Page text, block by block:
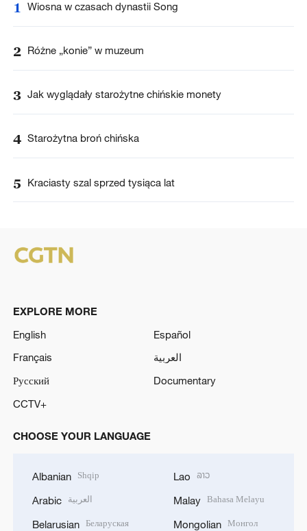
1 Wiosna w czasach dynastii Song
2 Różne „konie” w muzeum
3 Jak wyglądały starożytne chińskie monety
4 Starożytna broń chińska
5 Kraciasty szal sprzed tysiąca lat
EXPLORE MORE
English
Español
Français
العربية
Русский
Documentary
CCTV+
CHOOSE YOUR LANGUAGE
Albanian Shqip
Arabic العربية
Belarusian Беларуская
Lao ລາວ
Malay Bahasa Melayu
Mongolian Монгол